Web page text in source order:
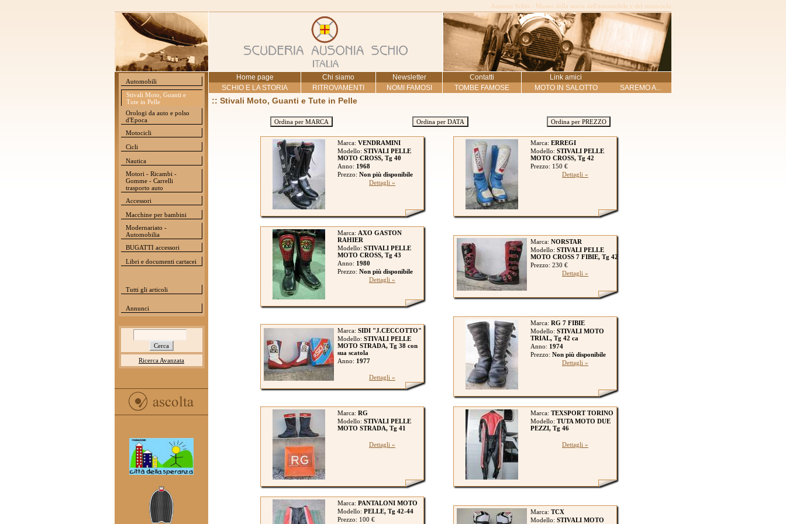
Ausonia Schio - Museo della storia dell'automobile e del motociclo
Automobili
Stivali Moto, Guanti e
Tute in Pelle
Orologi da auto e polso
d'Epoca
Motocicli
Cicli
Nautica
Motori - Ricambi -
Gomme - Carrelli
trasporto auto
Accessori
Macchine per bambini
Modernariato -
Automobilia
BUGATTI accessori
Libri e documenti cartacei
Tutti gli articoli
Annunci
Ricerca Avanzata
Home page Chi siamo Newsletter Contatti
Link amici
SCHIO E LA STORIA
RITROVAMENTI NOMI FAMOSI TOMBE FAMOSE MOTO IN SALOTTO SAREMO A...
:: Stivali Moto, Guanti e Tute in Pelle
Ordina per MARCA Ordina per DATA Ordina per PREZZO
Marca: VENDRAMINI
Modello: STIVALI PELLE
MOTO CROSS, Tg 40
Anno: 1968
Prezzo: Non più disponibile
Dettagli »
Marca: ERREGI
Modello: STIVALI PELLE
MOTO CROSS, Tg 42
Prezzo: 150 €
Dettagli »
Marca: AXO GASTON
RAHIER
Modello: STIVALI PELLE
MOTO CROSS, Tg 43
Anno: 1980
Prezzo: Non più disponibile
Dettagli »
Marca: NORSTAR
Modello: STIVALI PELLE
MOTO CROSS 7 FIBIE, Tg 42
Prezzo: 230 €
Dettagli »
Marca: SIDI "J.CECCOTTO"
Modello: STIVALI PELLE
MOTO STRADA, Tg 38 con
sua scatola
Anno: 1977
Dettagli »
Marca: RG 7 FIBIE
Modello: STIVALI MOTO
TRIAL, Tg 42 ca
Anno: 1974
Prezzo: Non più disponibile
Dettagli »
Marca: RG
Modello: STIVALI PELLE
MOTO STRADA, Tg 41
Dettagli »
Marca: TEXSPORT TORINO
Modello: TUTA MOTO DUE
PEZZI, Tg 46
Dettagli »
Marca: PANTALONI MOTO
Modello: PELLE, Tg 42-44
Prezzo: 100 €
Marca: TCX
Modello: STIVALI MOTO